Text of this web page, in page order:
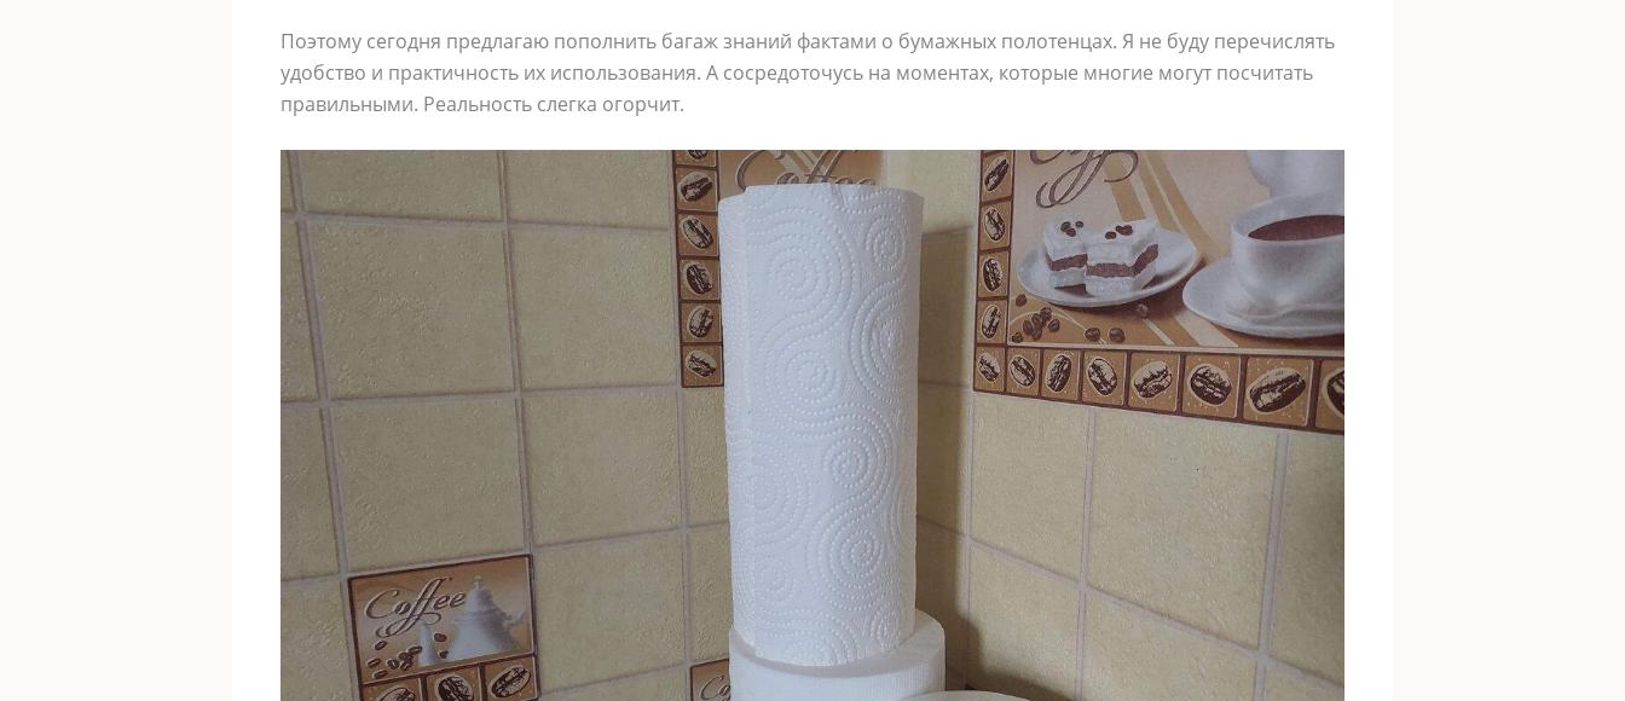
Поэтому сегодня предлагаю пополнить багаж знаний фактами о бумажных полотенцах. Я не буду перечислять
удобство и практичность их использования. А сосредоточусь на моментах, которые многие могут посчитать
правильными. Реальность слегка огорчит.